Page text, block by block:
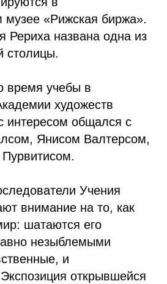
музее «Рижская биржа».
Рериха названа одна из
столицы.
время учебы в
художеств
интересом общался с
Янисом Валтерсом,
Учения
внимание на то, как
шатаются его
незыблемыми
и
открывшейся